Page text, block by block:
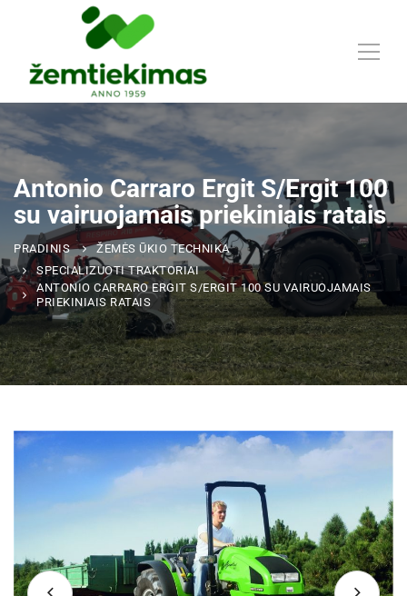
Antonio Carraro Ergit S/Ergit 100
su vairuojamais priekiniais ratais
PRADINIS
ŽEMĖS ŪKIO TECHNIKA
SPECIALIZUOTI TRAKTORIAI
ANTONIO CARRARO ERGIT S/ERGIT 100 SU VAIRUOJAMAIS
PRIEKINIAIS RATAIS